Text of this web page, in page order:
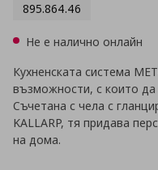
895.864.46
Не е налично онлайн
Кухненската система
възможности, с които да
Съчетана с чела с
KALLARP, тя придава
на дома.